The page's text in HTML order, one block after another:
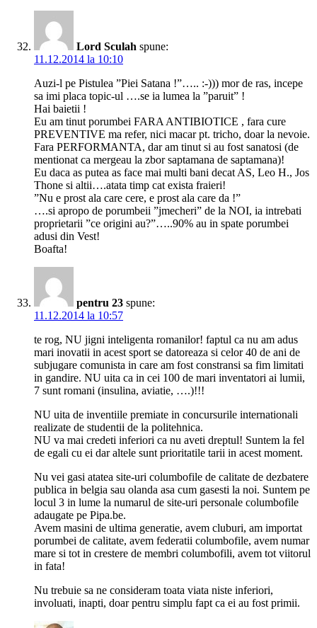
Lord Sculah spune:
11.12.2014 la 10:10
Auzi-l pe Pistulea ”Piei Satana !”….. :-))) mor de ras, incepe
sa imi placa topic-ul ….se ia lumea la ”paruit” !
Hai baietii !
Eu am tinut porumbei FARA ANTIBIOTICE , fara cure
PREVENTIVE ma refer, nici macar pt. tricho, doar la nevoie.
Fara PERFORMANTA, dar am tinut si au fost sanatosi (de
mentionat ca mergeau la zbor saptamana de saptamana)!
Eu daca as putea as face mai multi bani decat AS, Leo H., Jos
Thone si altii….atata timp cat exista fraieri!
”Nu e prost ala care cere, e prost ala care da !”
….si apropo de porumbeii ”jmecheri” de la NOI, ia intrebati
proprietarii ”ce origini au?”…..90% au in spate porumbei
adusi din Vest!
Boafta!
pentru 23 spune:
11.12.2014 la 10:57
te rog, NU jigni inteligenta romanilor! faptul ca nu am adus
mari inovatii in acest sport se datoreaza si celor 40 de ani de
subjugare comunista in care am fost constransi sa fim limitati
in gandire. NU uita ca in cei 100 de mari inventatori ai lumii,
7 sunt romani (insulina, aviatie, ….)!!!
NU uita de inventiile premiate in concursurile internationali
realizate de studentii de la politehnica.
NU va mai credeti inferiori ca nu aveti dreptul! Suntem la fel
de egali cu ei dar altele sunt prioritatile tarii in acest moment.
Nu vei gasi atatea site-uri columbofile de calitate de dezbatere
publica in belgia sau olanda asa cum gasesti la noi. Suntem pe
locul 3 in lume la numarul de site-uri personale columbofile
adaugate pe Pipa.be.
Avem masini de ultima generatie, avem cluburi, am importat
porumbei de calitate, avem federatii columbofile, avem numar
mare si tot in crestere de membri columbofili, avem tot viitorul
in fata!
Nu trebuie sa ne consideram toata viata niste inferiori,
involuati, inapti, doar pentru simplu fapt ca ei au fost primii.